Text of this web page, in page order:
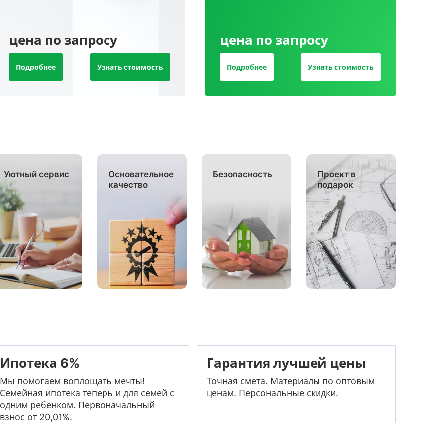
цена по запросу
Подробнее Узнать стоимость
цена по запросу
Подробнее Узнать стоимость
Уютный сервис
Основательное
качество
Безопасность
Проект в
подарок
Ипотека 6%
Мы помогаем воплощать мечты!
Семейная ипотека теперь и для семей с
одним ребенком. Первоначальный
взнос от 20,01%.
Гарантия лучшей цены
Точная смета. Материалы по оптовым
ценам. Персональные скидки.